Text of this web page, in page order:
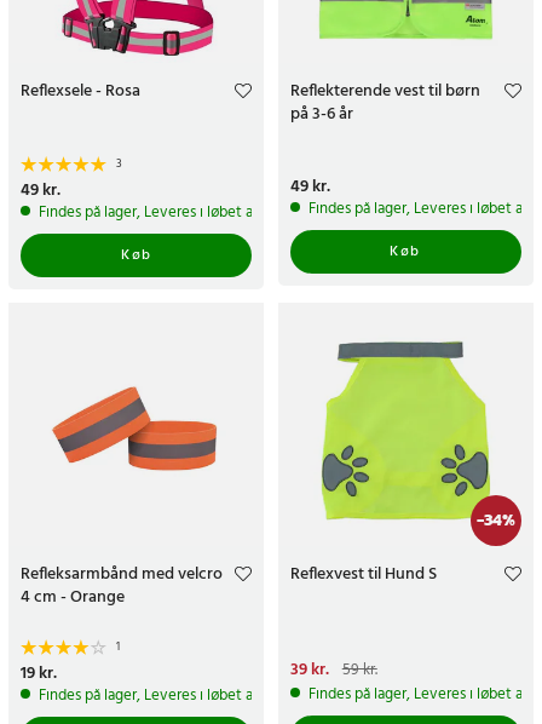
Reflexsele - Rosa
3
Pris:49 kr.
49 kr.
Findes på lager, Leveres i løbet af 1-2 hverdage
Køb
Reflekterende vest til børn
på 3-6 år
Pris:49 kr.
49 kr.
Findes på lager, Leveres i løbet af
Køb
Refleksarmbånd med velcro
4 cm - Orange
1
Pris:
19 kr.
Findes på lager, Leveres i løbet af 1-2 hverdage
-34%
Reflexvest til Hund S
Nuværende pris
pris:59 kr.
39 kr. 59 kr.
Findes på lager, Leveres i løbet af